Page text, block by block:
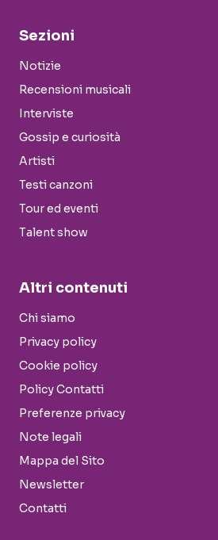
Sezioni
Notizie
Recensioni musicali
Interviste
Gossip e curiosità
Artisti
Testi canzoni
Tour ed eventi
Talent show
Altri contenuti
Chi siamo
Privacy policy
Cookie policy
Policy Contatti
Preferenze privacy
Note legali
Mappa del Sito
Newsletter
Contatti